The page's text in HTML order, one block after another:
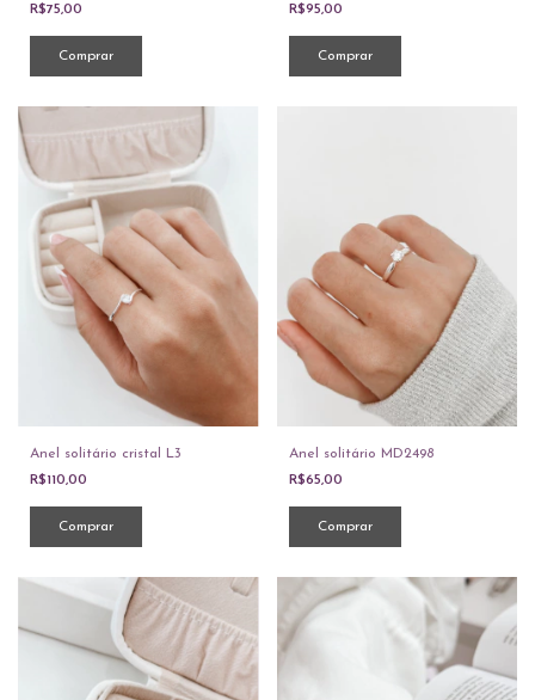
R$75,00
Comprar
R$95,00
Comprar
Anel solitário cristal L3
R$110,00
Comprar
Anel solitário MD2498
R$65,00
Comprar